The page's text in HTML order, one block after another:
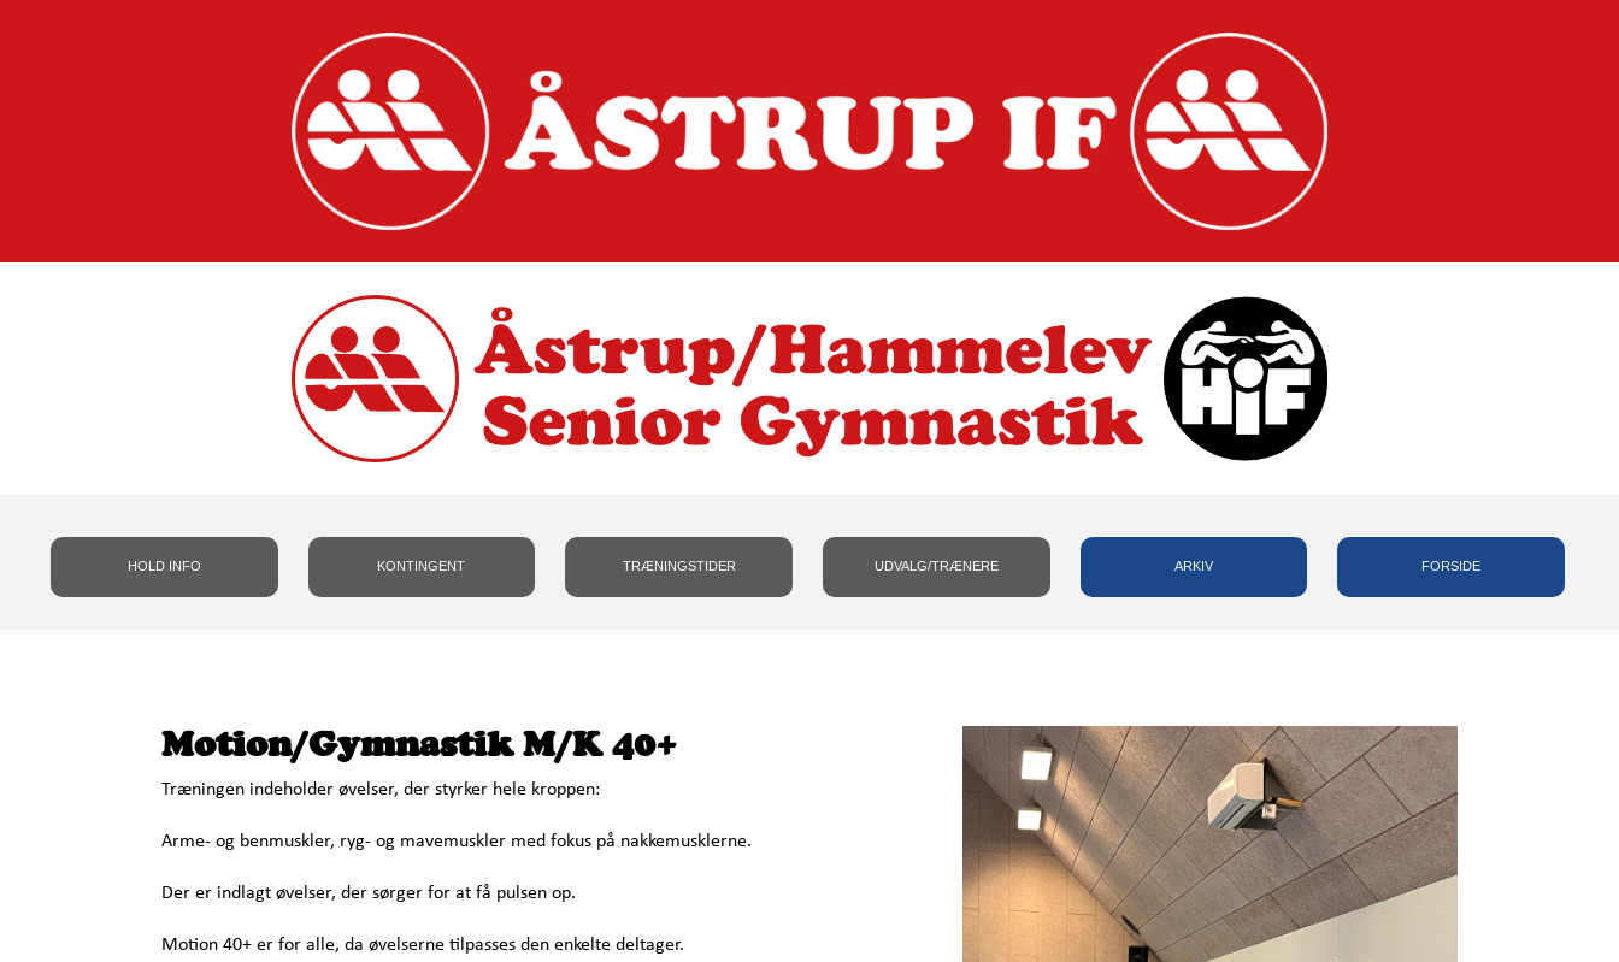
HOLD INFO KONTINGENT TRÆNINGSTIDER UDVALG/TRÆNERE ARKIV FORSIDE
Motion/Gymnastik M/K 40+
Træningen indeholder øvelser, der styrker hele kroppen:
Arme- og benmuskler, ryg- og mavemuskler med fokus på nakkemusklerne.
Der er indlagt øvelser, der sørger for at få pulsen op.
Motion 40+ er for alle, da øvelserne tilpasses den enkelte deltager.